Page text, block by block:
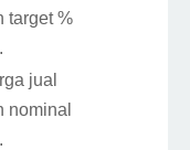
target %
jual
nominal